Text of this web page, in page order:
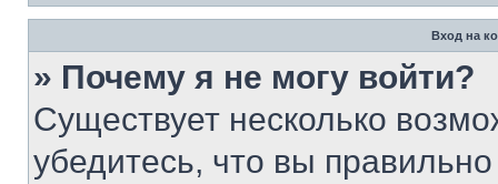
Вход на
» Почему я не могу войти?
Существует несколько
убедитесь, что вы